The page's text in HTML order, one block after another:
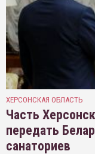
ХЕРСОНСКАЯ ОБЛАСТЬ
Часть
передать
санаториев